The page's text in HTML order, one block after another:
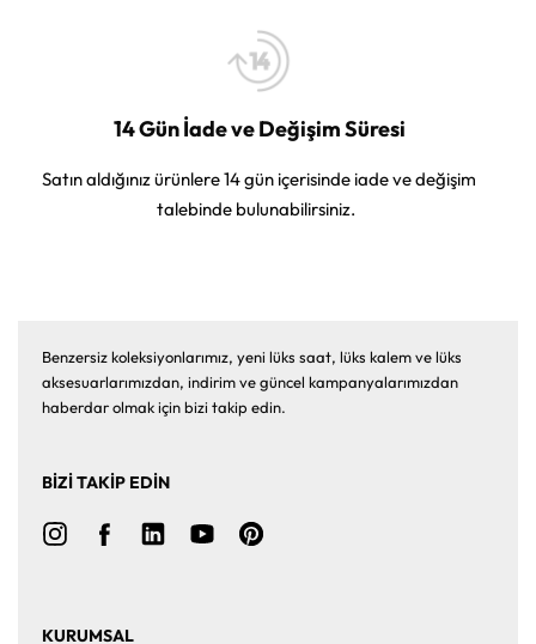
14 Gün İade ve Değişim Süresi
Satın aldığınız ürünlere 14 gün içerisinde iade ve değişim
talebinde bulunabilirsiniz.
Benzersiz koleksiyonlarımız, yeni lüks saat, lüks kalem ve lüks
aksesuarlarımızdan, indirim ve güncel kampanyalarımızdan
haberdar olmak için bizi takip edin.
BİZİ TAKİP EDİN
KURUMSAL